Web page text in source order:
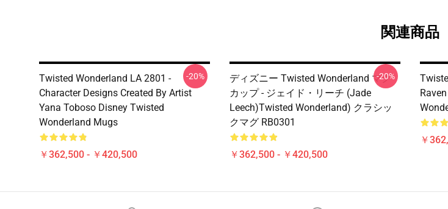
関連商品
Twisted Wonderland LA 2801 -
Character Designs Created By Artist
Yana Toboso Disney Twisted
Wonderland Mugs
￥362,500 - ￥420,500
-20%
ディズニー Twisted Wonderland マグ
カップ - ジェイド・リーチ (Jade
Leech)Twisted Wonderland) クラシッ
クマグ RB0301
￥362,500 - ￥420,500
-20%
￥